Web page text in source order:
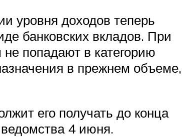
уровня доходов теперь
банковских вкладов. При
попадают в категорию
в прежнем объеме,
его получать до конца
4 июня.